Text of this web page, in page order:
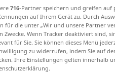
;keinpl>
716-Partner speichern und greifen auf
auf Ihrem Gerät zu. Durch
für die unter „Wir und unsere Partner
Zwecke. Wenn Tracker deaktiviert sind,
für Sie. Sie können dieses Menü
zu widerrufen, indem Sie auf
Ihre Einstellungen gelten innerhalb